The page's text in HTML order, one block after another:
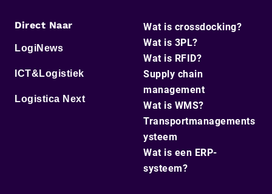
Direct Naar
LogiNews
ICT&Logistiek
Logistica Next
Wat is crossdocking?
Wat is 3PL?
Wat is RFID?
Supply chain
management
Wat is WMS?
Transportmanagements
ysteem
Wat is een ERP-
systeem?